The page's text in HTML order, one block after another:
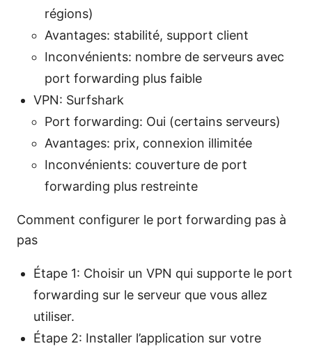
régions)
Avantages: stabilité, support client
Inconvénients: nombre de serveurs avec
port forwarding plus faible
VPN: Surfshark
Port forwarding: Oui (certains serveurs)
Avantages: prix, connexion illimitée
Inconvénients: couverture de port
forwarding plus restreinte
Comment configurer le port forwarding pas à
pas
Étape 1: Choisir un VPN qui supporte le port
forwarding sur le serveur que vous allez
utiliser.
Étape 2: Installer l’application sur votre